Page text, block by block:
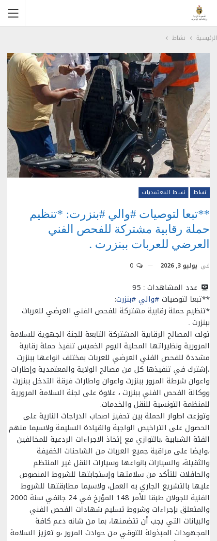
الرئيسية نشاط
نشاط نشاط المعتمديات
**تبعا لتوصيات #والي #بنزرت: *تنظيم
حملة رقابية مشتركة للفحص الفني
العرضي للعربات ببنزرت .
في يوليو 3, 2026
عدد المشاهدات : 95
**تبعا لتوصيات#والي#بنزرت:
*تنظيم حملة رقابية مشتركة للفحص الفني العرضي للعربات
ببنزرت .
تولت المصالح الرقابية المشتركة التابعة للجنة الجهوية للسلامة
المرورية ونظيراتها المحلية اليوم الخميس تنفيذ حملة رقابية
مشددة للفحص الفني العرضي للعربات بمختلف انواعها ببنزرت
،إشترك في تنفيذها كل من مصالح الولاية والمعتمدية وإطارات
واعوان شرطة المرور ببنزرت واعوان واطارات فرقة التدخل ببنزرت
ووكالة الفحص الفني ببنزرت ، علاوة على لجنة السلامة المرورية
للمنظمة التونسية للنقل والخدمات.
وتوزعت اطوار الحملة بين تحفيز اصحاب الدراجات النارية على
الحصول على التراخيص الواجبة والقيادة السليمة ولاسيما منهم
الفئة الشبابية ،بالتوازي مع إتخاذ الاجراءات الردعية للمخالفين
،وايضا على مراقبة جميع العربات من الشاحنات الخفيفة
والثقيلة، والسيارات بانواعها وسيارات النقل غير المنتظم
والحافلات للتأكد من سلامتها وإستجابتها للشروط المنصوص
عليها بالتشريع الجاري به العمل، ولاسيما مطابقتها للشروط
الفنية للجولان طبقا للأمر 148 المؤرخ في 24 جانفي سنة 2000
والمتعلق بإجراءات وشروط تسليم شهادات الفحص الفني
والبيانات التي يجب أن تتضمنها، بما من شانه دعم كافة
المجهودات المبذولة للتوقي من حوادث المرور ،و تعزيز السلامة